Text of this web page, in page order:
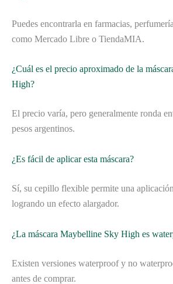
Puedes encontrarla en farmacias,
como Mercado Libre o TiendaMIA.
¿Cuál es el precio aproximado de la
High?
El precio varía, pero generalmente ronda
pesos argentinos.
¿Es fácil de aplicar esta máscara?
Sí, su cepillo flexible permite una
logrando un efecto alargador.
¿La máscara Maybelline Sky High es
Existen versiones waterproof y no
antes de comprar.